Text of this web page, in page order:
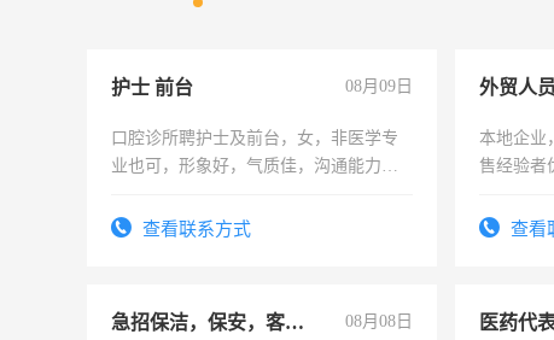
护士 前台 08月09日
口腔诊所聘护士及前台，女，非医学专
业也可，形象好，气质佳，沟通能力
查看联系方式
外贸人员
本地企业
售经验者
查看
急招保洁，保安，客服，工程 08月08日 医药代